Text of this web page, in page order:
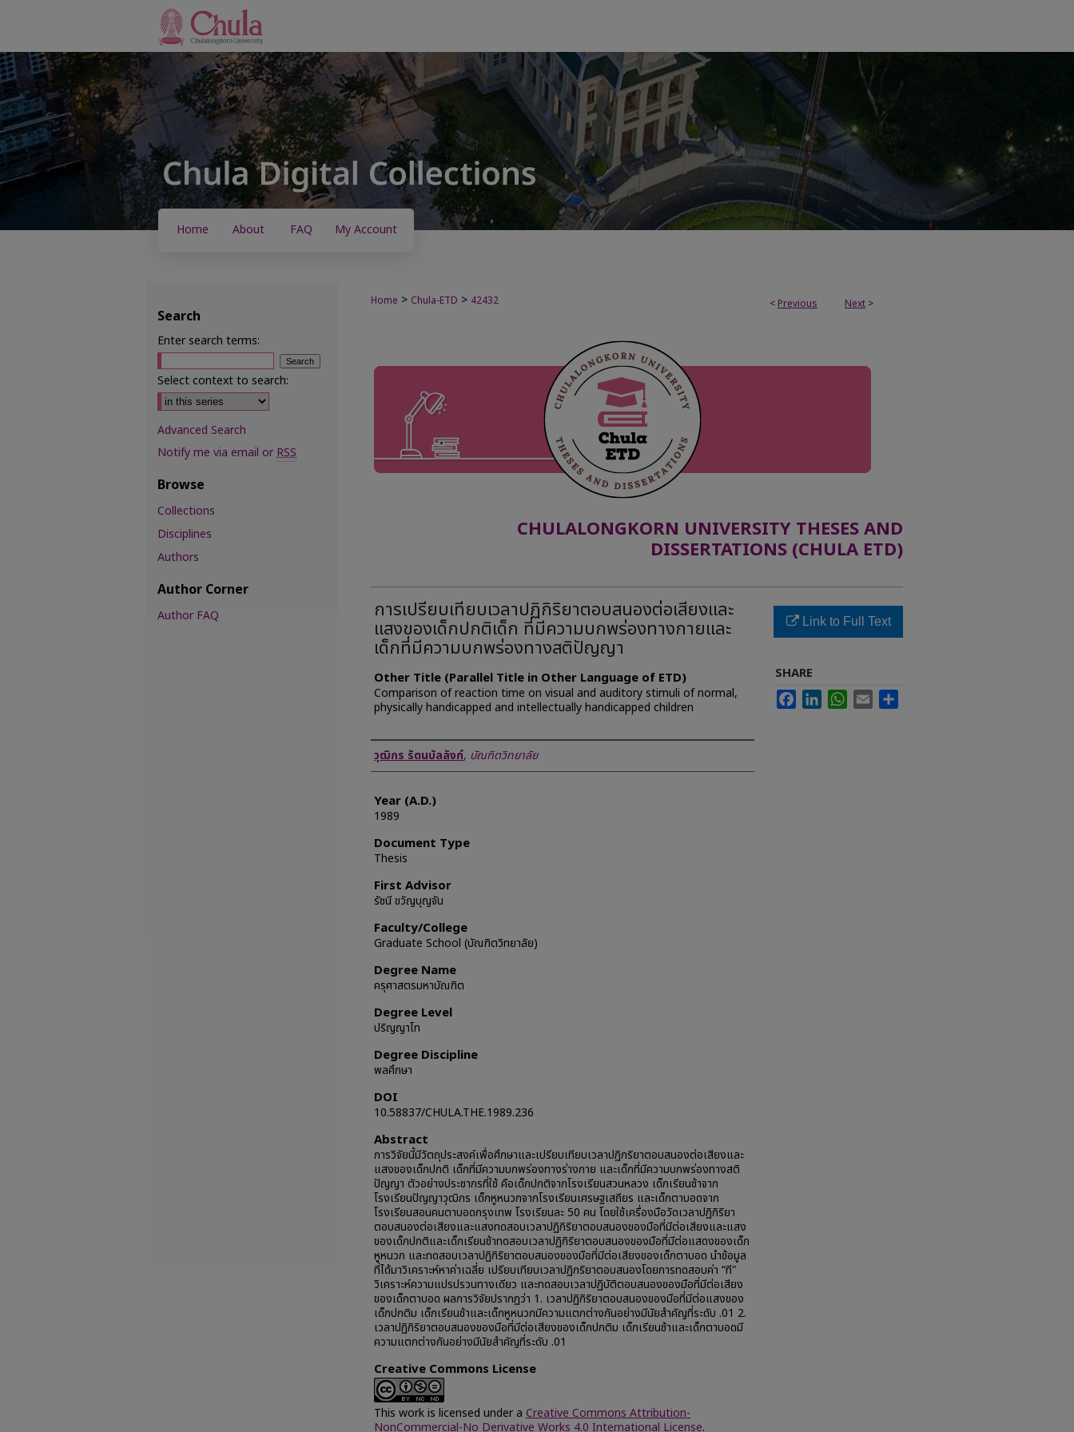
Home About FAQ My Account
< Previous Next >
Home > Chula-ETD > 42432
CHULALONGKORN UNIVERSITY THESES AND
DISSERTATIONS (CHULA ETD)
การเปรียบเทียบเวลาปฏิกิริยาตอบสนองต่อเสียงและ
แสงของเด็กปกติเด็ก ที่มีความบกพร่องทางกายและ
เด็กที่มีความบกพร่องทางสติปัญญา
Other Title (Parallel Title in Other Language of ETD)
Comparison of reaction time on visual and auditory stimuli of normal,
physically handicapped and intellectually handicapped children
Author
วุฒิกร รัตนบัลลังก์, บัณฑิตวิทยาลัย
Year (A.D.)
1989
Document Type
Thesis
First Advisor
รัชนี ขวัญบุญจัน
Faculty/College
Graduate School (บัณฑิตวิทยาลัย)
Degree Name
ครุศาสตรมหาบัณฑิต
Degree Level
ปริญญาโท
Degree Discipline
พลศึกษา
DOI
10.58837/CHULA.THE.1989.236
Abstract
การวิจัยนี้มีวัตถุประสงค์เพื่อศึกษาและเปรียบเทียบเวลาปฏิกริยาตอบสนองต่อเสียงและ
แสงของเด็กปกติ เด็กที่มีความบกพร่องทางร่างกาย และเด็กที่มีความบกพร่องทางสติ
ปัญญา ตัวอย่างประชากรที่ใช้ คือเด็กปกติจากโรงเรียนสวนหลวง เด็กเรียนช้าจาก
โรงเรียนปัญญาวุฒิกร เด็กหูหนวกจากโรงเรียนเศรษฐเสถียร และเด็กตาบอดจาก
โรงเรียนสอนคนตาบอดกรุงเทพ โรงเรียนละ 50 คน โดยใช้เครื่องมือวัดเวลาปฏิกิริยา
ตอบสนองต่อเสียงและแสงทดสอบเวลาปฏิกิริยาตอบสนองของมือที่มีต่อเสียงและแสง
ของเด็กปกติและเด็กเรียนช้าทดสอบเวลาปฏิกิริยาตอบสนองของมือที่มีต่อแสดงของเด็ก
หูหนวก และทดสอบเวลาปฏิกิริยาตอบสนองของมือที่มีต่อเสียงของเด็กตาบอด นำข้อมูล
ที่ได้มาวิเคราะห์หาค่าเฉลี่ย เปรียบเทียบเวลาปฏิกริยาตอบสนองโดยการทดสอบค่า “ที"
วิเคราะห์ความแปรปรวนทางเดียว และทดสอบเวลาปฏิบัติตอบสนองของมือที่มีต่อเสียง
ของเด็กตาบอด ผลการวิจัยปรากฏว่า 1. เวลาปฏิกิริยาตอบสนองของมือที่มีต่อแสงของ
เด็กปกติม เด็กเรียนช้าและเด็กหูหนวกมีความแตกต่างกันอย่างมีนัยสำคัญที่ระดับ .01 2.
เวลาปฏิกิริยาตอบสนองของมือที่มีต่อเสียงของเด็กปกติม เด็กเรียนช้าและเด็กตาบอดมี
ความแตกต่างกันอย่างมีนัยสำคัญที่ระดับ .01
Creative Commons License
This work is licensed under a Creative Commons Attribution-
NonCommercial-No Derivative Works 4.0 International License.
Link to Full Text
SHARE
FacebookLinkedInWhatsApp
Email
Search
Enter search terms:
Select context to search:
Advanced Search
Notify me via email or RSS
Browse
Collections
Disciplines
Authors
Author Corner
Author FAQ